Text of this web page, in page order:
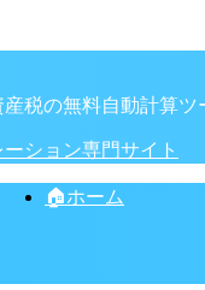
税の無料自動計算ツ
ション専門サイト
🏠ホーム